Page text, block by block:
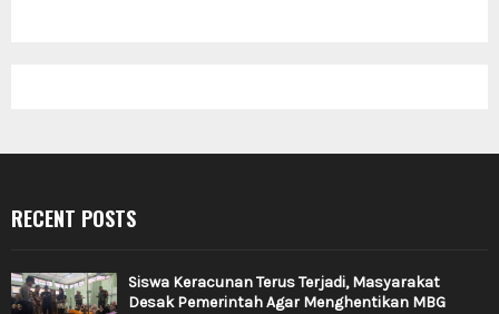
RECENT POSTS
Siswa Keracunan Terus Terjadi, Masyarakat
Desak Pemerintah Agar Menghentikan MBG